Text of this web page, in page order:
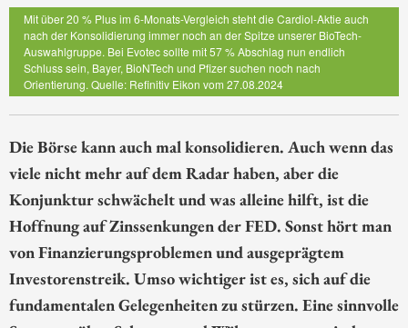
Mit über 20 % Plus im 6-Monats-Vergleich steht die Cardiol-Aktie auch
nach der Konsolidierung immer noch an der Spitze unserer BioTech-
Auswahlgruppe. Bei Evotec sollte mit 57 % Abschlag nun endlich
Schluss sein, Bayer, BioNTech und Pfizer suchen noch nach
Orientierung. Quelle: Refinitiv Eikon vom 27.08.2024
Die Börse kann auch mal konsolidieren. Auch wenn das
viele nicht mehr auf dem Radar haben, aber die
Konjunktur schwächelt und was alleine hilft, ist die
Hoffnung auf Zinssenkungen der FED. Sonst hört man
von Finanzierungsproblemen und ausgeprägtem
Investorenstreik. Umso wichtiger ist es, sich auf die
fundamentalen Gelegenheiten zu stürzen. Eine sinnvolle